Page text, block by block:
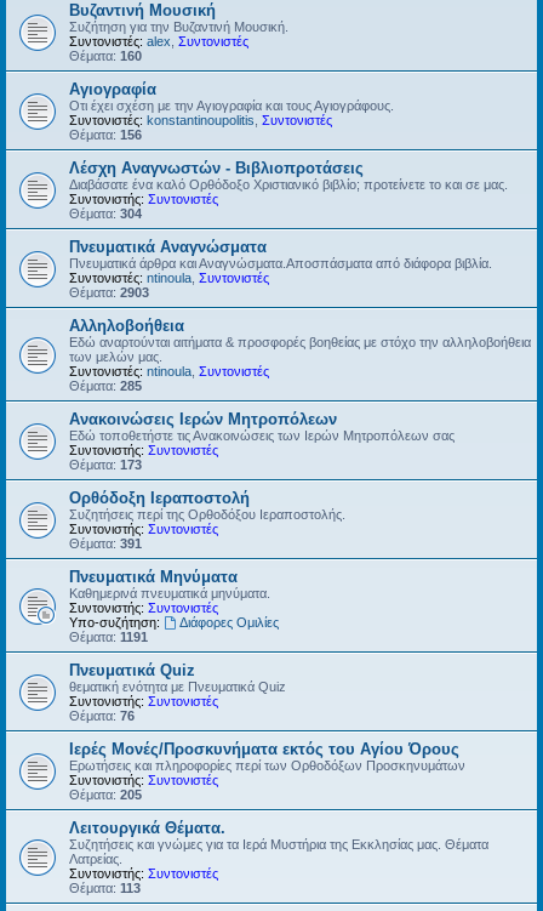
Βυζαντινή Μουσική
Συζήτηση για την Βυζαντινή Μουσική.
Συντονιστές: alex Συντονιστές
Θέματα: 160
Αγιογραφία
Οτι έχει σχέση με την Αγιογραφία και τους Αγιογράφους.
Συντονιστές: konstantinoupolitis Συντονιστές
Θέματα: 156
Λέσχη Αναγνωστών - Βιβλιοπροτάσεις
Διαβάσατε ένα καλό Ορθόδοξο Χριστιανικό βιβλίο; προτείνετε το και σε μας.
Συντονιστής: Συντονιστές
Θέματα: 304
Πνευματικά Αναγνώσματα
Πνευματικά άρθρα και Αναγνώσματα.Αποσπάσματα από διάφορα βιβλία.
Συντονιστές: ntinoula Συντονιστές
Θέματα: 2903
Αλληλοβοήθεια
Εδώ αναρτούνται αιτήματα & προσφορές βοηθείας με στόχο την αλληλοβοήθεια
των μελών μας.
Συντονιστές: ntinoula Συντονιστές
Θέματα: 285
Ανακοινώσεις Ιερών Μητροπόλεων
Εδώ τοποθετήστε τις Ανακοινώσεις των Ιερών Μητροπόλεων σας
Συντονιστής: Συντονιστές
Θέματα: 173
Ορθόδοξη Ιεραποστολή
Συζητήσεις περί της Ορθοδόξου Ιεραποστολής.
Συντονιστής: Συντονιστές
Θέματα: 391
Πνευματικά Μηνύματα
Καθημερινά πνευματικά μηνύματα.
Συντονιστής: Συντονιστές
Υπο-συζήτηση:
Διάφορες Ομιλίες
Θέματα: 1191
Πνευματικά Quiz
θεματική ενότητα με Πνευματικά Quiz
Συντονιστής: Συντονιστές
Θέματα: 76
Ιερές Μονές/Προσκυνήματα εκτός του Αγίου Όρους
Ερωτήσεις και πληροφορίες περί των Ορθοδόξων Προσκηνυμάτων
Συντονιστής: Συντονιστές
Θέματα: 205
Λειτουργικά Θέματα.
Συζητήσεις και γνώμες για τα Ιερά Μυστήρια της Εκκλησίας μας. Θέματα
Λατρείας.
Συντονιστής: Συντονιστές
Θέματα: 113